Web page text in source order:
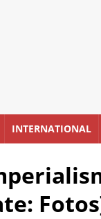
INTERNATIONAL